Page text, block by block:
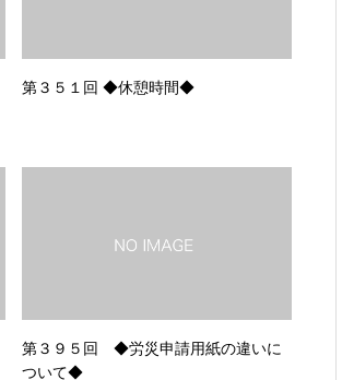
第３５１回 ◆休憩時間◆
第３９５回 ◆労災申請用紙の違いに
ついて◆